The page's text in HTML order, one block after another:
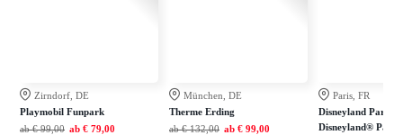
Zirndorf, DE
Playmobil Funpark
ab € 99,00 ab € 79,00
München, DE
Therme Erding
ab € 132,00 ab € 99,00
Paris, FR
Disneyland Paris:
Disneyland® Park